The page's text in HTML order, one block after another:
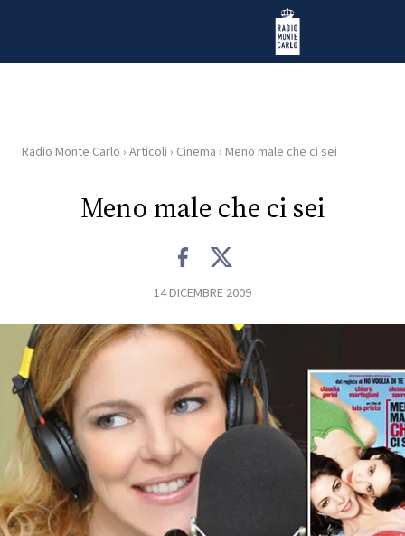
Radio Monte Carlo
HOME
PLAYLIST
NEWS
FOTO
CONCORSI
Radio Monte Carlo › Articoli › Cinema › Meno male che ci sei
Meno male che ci sei
14 DICEMBRE 2009